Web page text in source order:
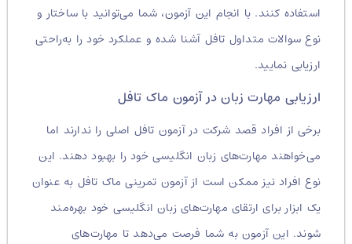
استفاده کنند. با انجام این آزمون، شما می‌توانید با ساختار و
نوع سوالات متداول تافل آشنا شده و عملکرد خود را به‌راحتی
ارزیابی نمایید.
ارزیابی مهارت زبان در آزمون ماک تافل
برخی از افراد قصد شرکت در آزمون تافل اصلی را ندارند اما
می‌خواهند مهارت‌های زبان انگلیسی خود را بهبود دهند. این
نوع افراد نیز ممکن است از آزمون تمرینی ماک تافل به عنوان
یک ابزار برای ارتقای مهارت‌های زبان انگلیسی خود بهره‌مند
شوند. این آزمون به شما فرصت می‌دهد تا مهارت‌های